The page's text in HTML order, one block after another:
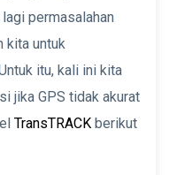
permasalahan
kita untuk
itu, kali ini kita
jika GPS tidak akurat
TransTRACK berikut